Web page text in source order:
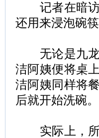
记者在暗访
还用来浸泡碗筷
无论是九龙
洁阿姨便将桌
洁阿姨同样将
后就开始洗碗。
实际上，所